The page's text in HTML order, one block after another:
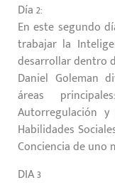
Día 2:
En este segundo
trabajar la
desarrollar dentro
Daniel Goleman
áreas
Autorregulación
Habilidades
Conciencia de uno
DIA 3